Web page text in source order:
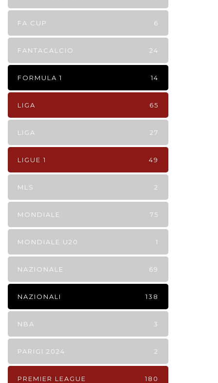
FA CUP 6
FANTACALCIO 24
FORMULA 1 14
LIGA 65
LIGA 27
LIGUE 1 49
MLS 2
MONDIALE 75
MONDIALE U20 1
NAZIONALE 69
NAZIONALI 138
NBA 3
PARIGI 2024 2
PREMIER LEAGUE 180